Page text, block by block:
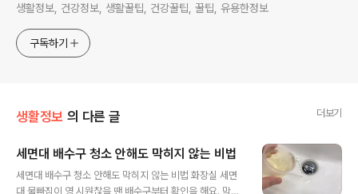
생활정보, 건강정보, 생활꿀팁, 건강꿀팁, 꿀팁, 유용한정보
구독하기
생활정보 의 다른 글 더보기
세면대 배수구 청소 안해도 막히지 않는 비법
세면대 배수구 청소 안해도 막히지 않는 비법 화장실 세면
대 물빠짐이 영 시원찮을 땐 배수구부터 확인을 해요. 막힐